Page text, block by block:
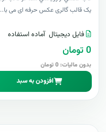
یک قالب گالری عکس حرفه ای می با..
فایل دیجیتال آماده استفاده
0 تومان
بدون مالیات: 0 تومان
افزودن به سبد